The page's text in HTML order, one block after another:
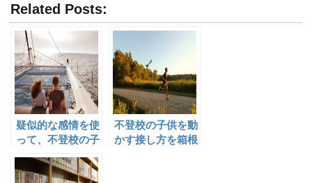
Related Posts:
疑似的な感情を使
って、不登校の子
いてみる
不登校の子供を動
かす接し方を箱根